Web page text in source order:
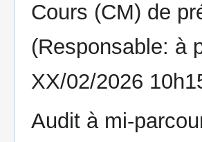
Cours (CM) de
(Responsable: à
XX/02/2026
Audit à mi-